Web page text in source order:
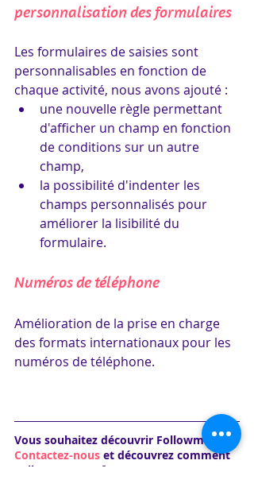
personnalisation des formulaires
Les formulaires de saisies sont
personnalisables en fonction de
chaque activité, nous avons ajouté :
une nouvelle règle permettant
d'afficher un champ en fonction
de conditions sur un autre
champ,
la possibilité d'indenter les
champs personnalisés pour
améliorer la lisibilité du
formulaire.
Numéros de téléphone
Amélioration de la prise en charge
des formats internationaux pour les
numéros de téléphone.
Vous souhaitez découvrir Followme ?
Contactez-nous et découvrez comment
Followme vous fera gagner en